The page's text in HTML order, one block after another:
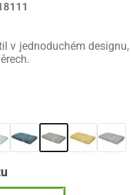
v jednoduchém